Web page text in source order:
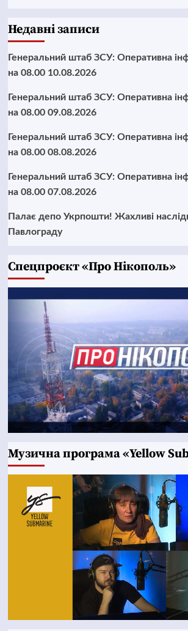
Недавні записи
Генеральний штаб ЗСУ: Оперативна
на 08.00 10.08.2026
Генеральний штаб ЗСУ: Оперативна
на 08.00 09.08.2026
Генеральний штаб ЗСУ: Оперативна
на 08.00 08.08.2026
Генеральний штаб ЗСУ: Оперативна
на 08.00 07.08.2026
Палає депо Укрпошти! Жахливі
Павлограду
Cпецпроєкт «Про Нікополь»
Музична програма «Yellow